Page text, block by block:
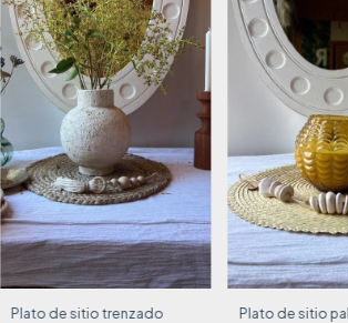
Plato de sitio trenzado Plato de sitio